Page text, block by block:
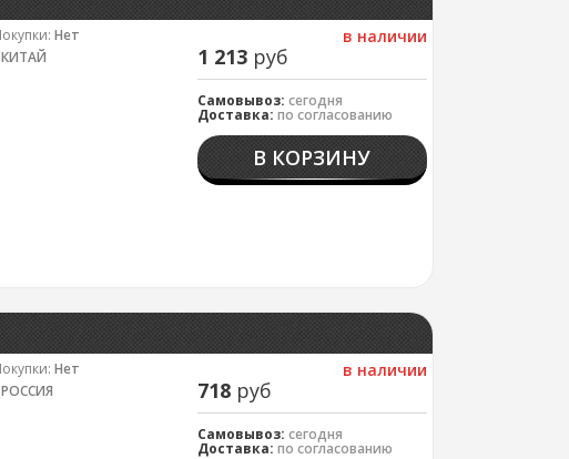
в наличии
1 213 руб
Самовывоз: сегодня
Доставка: по согласованию
В КОРЗИНУ
Нет
КИТАЙ
в наличии
718 руб
Самовывоз: сегодня
Доставка: по согласованию
Нет
РОССИЯ